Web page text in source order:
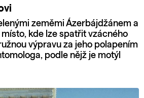
zeměmi Ázerbájdžánem a
kde lze spatřit vzácného
výpravu za jeho polapením
podle nějž je motýl